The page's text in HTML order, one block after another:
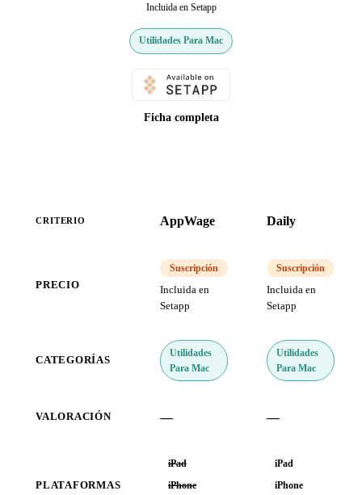
Incluida en Setapp
Utilidades Para Mac
Ficha completa
CRITERIO AppWage Daily
PRECIO
Suscripción
Incluida en
Setapp
Suscripción
Incluida en
Setapp
CATEGORÍAS
Utilidades
Para Mac
Utilidades
Para Mac
VALORACIÓN — —
PLATAFORMAS
iPad
iPhone
iPad
iPhone